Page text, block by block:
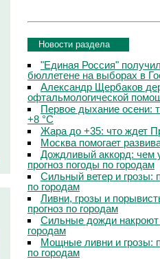
Новости раздела
"Единая Россия"
бюллетене на выборах в
Александр Щербаков
офтальмологической
Первое дыхание осени:
+8 °C
Жара до +35: что ждет
Москва помогает
Дождливый аккорд: чем
прогноз погоды по городам
Сильный ветер и грозы:
по городам
Ливни, грозы и
прогноз по городам
Сильные дожди
городам
Мощные ливни и грозы:
по городам